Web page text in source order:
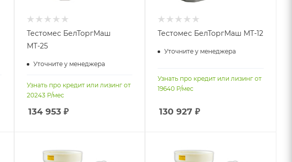
Тестомес БелТоргМаш
МТ-25
Уточните у менеджера
Узнать про кредит или лизинг от
20243Р/мес
134 953₽
Тестомес БелТоргМаш МТ-12
Уточните у менеджера
Узнать про кредит или лизинг от
19640 Р/мес
130 927 ₽